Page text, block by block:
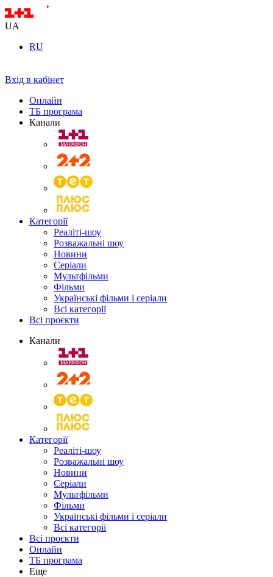
UA
RU
Вхід в кабінет
Онлайн
ТБ програма
Канали
Категорії
Реаліті-шоу
Розважальні шоу
Новини
Серіали
Мультфільми
Фільми
Українські фільми і серіали
Всі категорії
Всі проєкти
Канали
Категорії
Реаліті-шоу
Розважальні шоу
Новини
Серіали
Мультфільми
Фільми
Українські фільми і серіали
Всі категорії
Всі проєкти
Онлайн
ТБ програма
Еще